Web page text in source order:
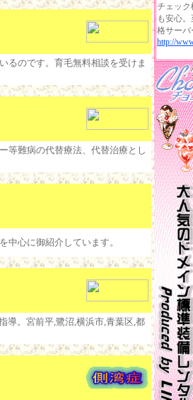
るのです。育毛無料相談を受けま
等難病の代替療法、代替治療とし
中心に御紹介しています。
導。宮前平,鷺沼,横浜市,青葉区,都
チェック
も安心
格サーバ
http://